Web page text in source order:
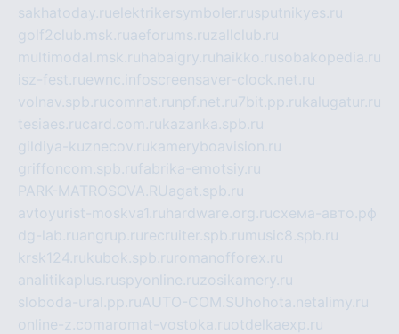
sakhatoday.ruelektrikersymboler.rusputnikyes.ru
golf2club.msk.ruaeforums.ruzallclub.ru
multimodal.msk.ru habaigry.ru haikko.rusobakopedia.ru
isz-fest.ruewnc.infoscreensaver-clock.net.ru
volnav.spb.rucomnat.ru npf.net.ru7bit.pp.rukalugatur.ru
tesiaes.rucard.com.rukazanka.spb.ru
gildiya-kuznecov.rukameryboavision.ru
griffoncom.spb.rufabrika-emotsiy.ru
PARK-MATROSOVA.RUagat.spb.ru
avtoyurist-moskva1.ru hardware.org.ruсхема-авто.рф
dg-lab.ruangrup.ru recruiter.spb.ru music8.spb.ru
krsk124.rukubok.spb.ru romanofforex.ru
analitikaplus.ruspyonline.ruzosikamery.ru
sloboda-ural.pp.ruAUTO-COM.SU hohota.netalimy.ru
online-z.comaromat-vostoka.ruotdelkaexp.ru